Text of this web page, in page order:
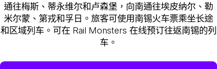
通往梅斯、蒂永维尔和卢森堡，向南通往埃皮纳尔、勒
米尔蒙、第戎和孚日。旅客可使用南锡火车票乘坐长途
和区域列车。可在 Rail Monsters 在线预订往返南锡的列
车。